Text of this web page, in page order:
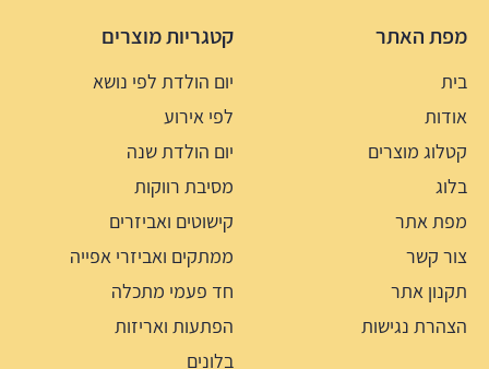
מפת האתר
בית
אודות
קטלוג מוצרים
בלוג
מפת אתר
צור קשר
תקנון אתר
הצהרת נגישות
קטגריות מוצרים
יום הולדת לפי נושא
לפי אירוע
יום הולדת שנה
מסיבת רווקות
קישוטים ואביזרים
ממתקים ואביזרי אפייה
חד פעמי מתכלה
הפתעות ואריזות
בלונים